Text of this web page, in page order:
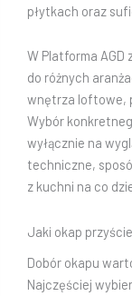
płytkach oraz
W Platforma
do różnych
wnętrza loftowe,
Wybór
wyłącznie na
techniczne,
z kuchni na co
Jaki okap
Dobór okapu
Najczęściej